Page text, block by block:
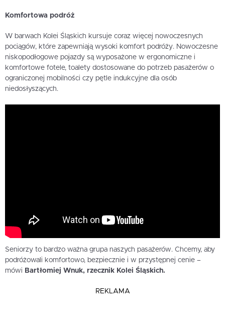
Komfortowa podróż
W barwach Kolei Śląskich kursuje coraz więcej nowoczesnych
pociągów, które zapewniają wysoki komfort podróży. Nowoczesne
niskopodłogowe pojazdy są wyposażone w ergonomiczne i
komfortowe fotele, toalety dostosowane do potrzeb pasażerów o
ograniczonej mobilności czy pętle indukcyjne dla osób
niedosłyszących.
Seniorzy to bardzo ważna grupa naszych pasażerów. Chcemy, aby
podróżowali komfortowo, bezpiecznie i w przystępnej cenie –
mówi Bartłomiej Wnuk, rzecznik Kolei Śląskich.
REKLAMA